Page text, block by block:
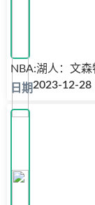
NBA:湖人：文
2023-12-28